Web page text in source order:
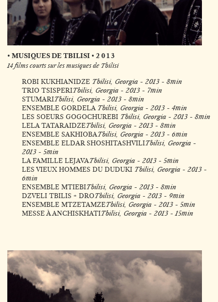
• MUSIQUES DE TBILISI • 2 0 1 3
14 films courts sur les musiques de Tbilisi
ROBI KUKHIANIDZE Tbilisi, Georgia - 2013 - 8min
TRIO TSISPERITbilisi, Georgia - 2013 - 7min
STUMARITbilisi, Georgia - 2013 - 8min
ENSEMBLE GORDELA Tbilisi, Georgia - 2013 - 4min
LES SOEURS GOGOCHUREBI Tbilisi, Georgia - 2013 - 8min
LELA TATARAIDZETbilisi, Georgia - 2013 - 8min
ENSEMBLE SAKHIOBATbilisi, Georgia - 2013 - 6min
ENSEMBLE ELDAR SHOSHITASHVILITbilisi, Georgia -
2013 - 5min
LA FAMILLE LEJAVATbilisi, Georgia - 2013 - 5min
LES VIEUX HOMMES DU DUDUKI Tbilisi, Georgia - 2013 -
6min
ENSEMBLE MTIEBITbilisi, Georgia - 2013 - 8min
DZVELI TBILIS + DROTbilisi, Georgia - 2013 - 9min
ENSEMBLE MTZETAMZETbilisi, Georgia - 2013 - 5min
MESSE À ANCHISKHATITbilisi, Georgia - 2013 - 15min